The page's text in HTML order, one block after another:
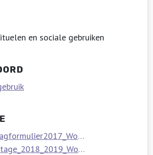
en sociale gebruiken
Aanvraagformulier2017_Woonwagencultuur_docx.pdf
Rapportage_2018_2019_Woonwagencultuur.pdf